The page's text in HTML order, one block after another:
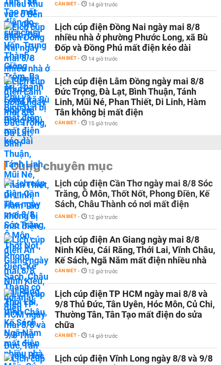
CẦN BIẾT - 14 giờ trước
Lịch cúp điện Đồng Nai ngày mai 8/8
nhiều nhà ở phường Phước Long, xã Bù
Đốp và Đồng Phú mất điện kéo dài
CẦN BIẾT - 14 giờ trước
Lịch cúp điện Lâm Đồng ngày mai 8/8
Đức Trọng, Đà Lạt, Bình Thuận, Tánh
Linh, Mũi Né, Phan Thiết, Di Linh, Hàm
Tân không bị mất điện
CẦN BIẾT - 15 giờ trước
Cùng chuyên mục
Lịch cúp điện Cần Thơ ngày mai 8/8 Sóc
Trăng, Ô Môn, Thốt Nốt, Phong Điền, Kế
Sách, Châu Thành có nơi mất điện
CẦN BIẾT - 12 giờ trước
Lịch cúp điện An Giang ngày mai 8/8
Ninh Kiều, Cái Răng, Thới Lai, Vĩnh Châu,
Kế Sách, Ngã Năm mất điện nhiều nhà
CẦN BIẾT - 12 giờ trước
Lịch cúp điện TP HCM ngày mai 8/8 và
9/8 Thủ Đức, Tân Uyên, Hóc Môn, Củ Chi,
Thường Tân, Tân Tạo mất điện do sửa
chữa
CẦN BIẾT - 14 giờ trước
Lịch cúp điện Vĩnh Long ngày 8/8 và 9/8